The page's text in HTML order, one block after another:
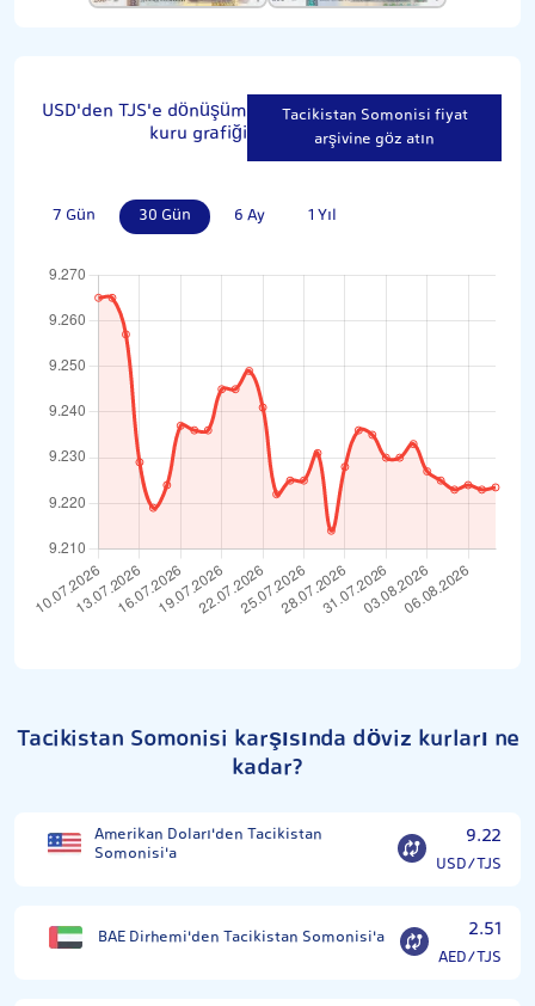
USD'den TJS'e dönüşüm
kuru grafiği
Tacikistan Somonisi fiyat
arşivine göz atın
7 Gün 30 Gün 6 Ay 1 Yıl
Tacikistan Somonisi karşısında döviz kurları ne
kadar?
Amerikan Doları'den Tacikistan
Somonisi'a
9.22
USD/TJS
BAE Dirhemi'den Tacikistan Somonisi'a 2.51
AED/TJS